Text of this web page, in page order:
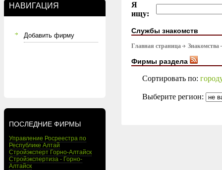
НАВИГАЦИЯ
Добавить фирму
ПОСЛЕДНИЕ ФИРМЫ
Управление Росреестра по
Республике Алтай
Стройэксперт Горно-Алтайск
Стройэкспертиза - Горно-
Алтайск
Я
ищу:
Службы знакомств
Главная страница Знакомства
Фирмы раздела
Сортировать по:
Выберите регион: